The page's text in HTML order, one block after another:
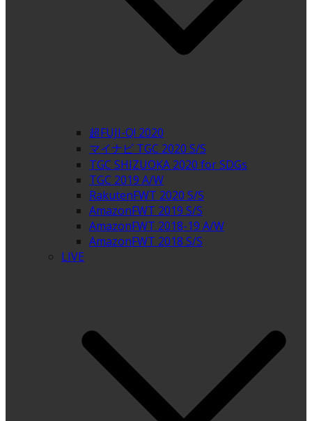
超FUJI-Q! 2020
マイナビ TGC 2020 S/S
TGC SHIZUOKA 2020 for SDGs
TGC 2019 A/W
RakutenFWT 2020 S/S
AmazonFWT 2019 S/S
AmazonFWT 2018-19 A/W
AmazonFWT 2018 S/S
LIVE